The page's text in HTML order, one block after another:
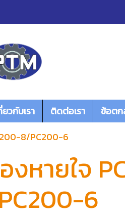
ยวกับเรา ติดต่อเรา
ข้อตก
8/PC200-6
งหายใจ
6